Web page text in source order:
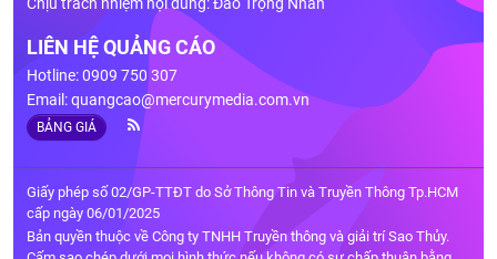
LIÊN HỆ QUẢNG CÁO
Hotline: 0909 750 307
Email:quangcao@mercurymedia.com.vn
BẢNG GIÁ
Giấy phép số 02/GP-TTĐT do Sở Thông Tin và Truyền Thông Tp.HCM
cấp ngày 06/01/2025
Bản quyền thuộc về Công ty TNHH Truyền thông và giải trí Sao Thủy.